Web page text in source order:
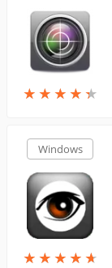
★ ★ ★ ★ ★
★ ★ ★ ★ ★
Windows
★ ★ ★ ★ ★
★ ★ ★ ★ ★